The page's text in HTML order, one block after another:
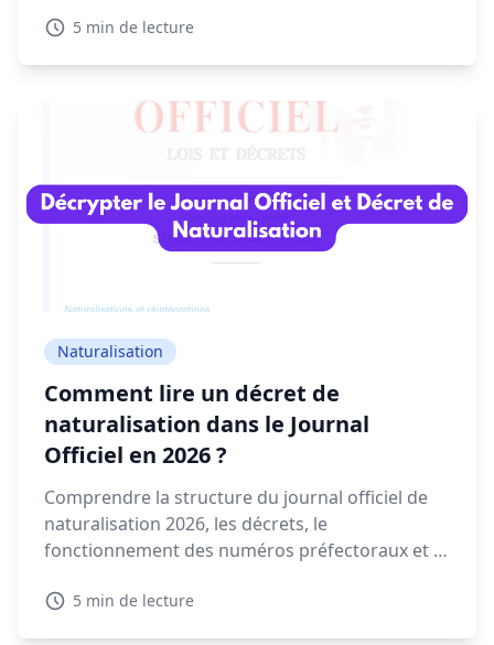
administratives. Voyons dans ce guide quand et
5 min de lecture
Naturalisation
Comment lire un décret de
naturalisation dans le Journal
Officiel en 2026 ?
Comprendre la structure du journal officiel de
naturalisation 2026, les décrets, le
fonctionnement des numéros préfectoraux et la
essentiel pour retrouver votre décret.
5 min de lecture